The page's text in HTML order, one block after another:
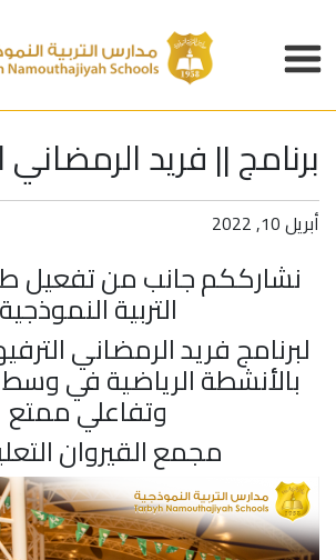
برنامج || فريد
أبريل 10, 2022
نشارككم جانب من تفعيل
التربية النموذجية
لبرنامج فريد الرمضاني
بالأنشطة الرياضية في
وتفاعلي ممتع
مجمع القيروان